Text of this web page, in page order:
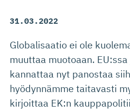
31.03.2022
Globalisaatio ei ole
muuttaa muotoaan.
kannattaa nyt panostaa
hyödynnämme taitavasti
kirjoittaa EK:n